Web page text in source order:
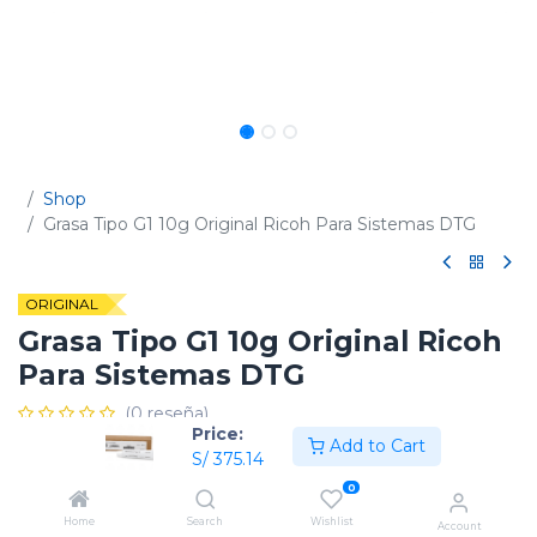
Price:
S/375.14
Add to Cart
Home Search
0
Wishlist Account
Shop
Grasa Tipo G1 10g Original Ricoh Para Sistemas DTG
ORIGINAL
Grasa Tipo G1 10g Original Ricoh
Para Sistemas DTG
(0 reseña)
342531